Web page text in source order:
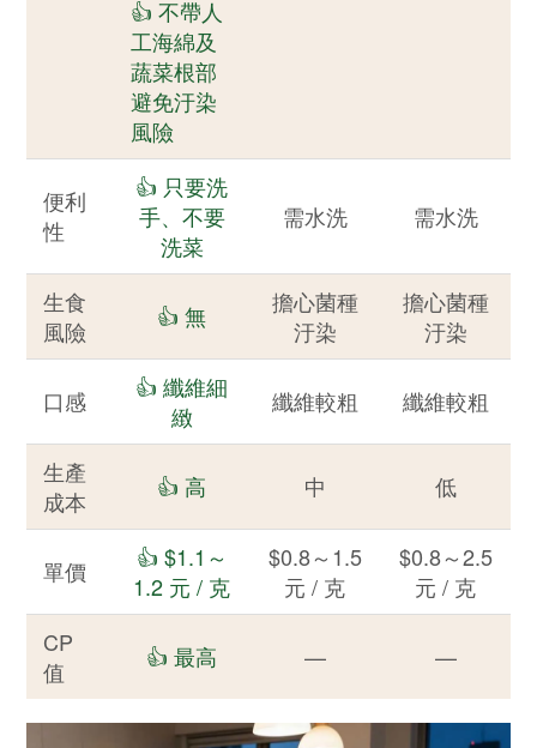
👍 不帶人
工海綿及
蔬菜根部
避免汙染
風險
便利
性
👍 只要洗
手、不要
洗菜
需水洗 需水洗
生食
風險
👍 無
擔心菌種
汙染
擔心菌種
汙染
口感
👍 纖維細
緻
纖維較粗 纖維較粗
生產
成本
👍 高 中 低
單價
👍 $1.1～
1.2 元 / 克
$0.8～1.5
元 / 克
$0.8～2.5
元 / 克
CP
值
👍 最高 — —